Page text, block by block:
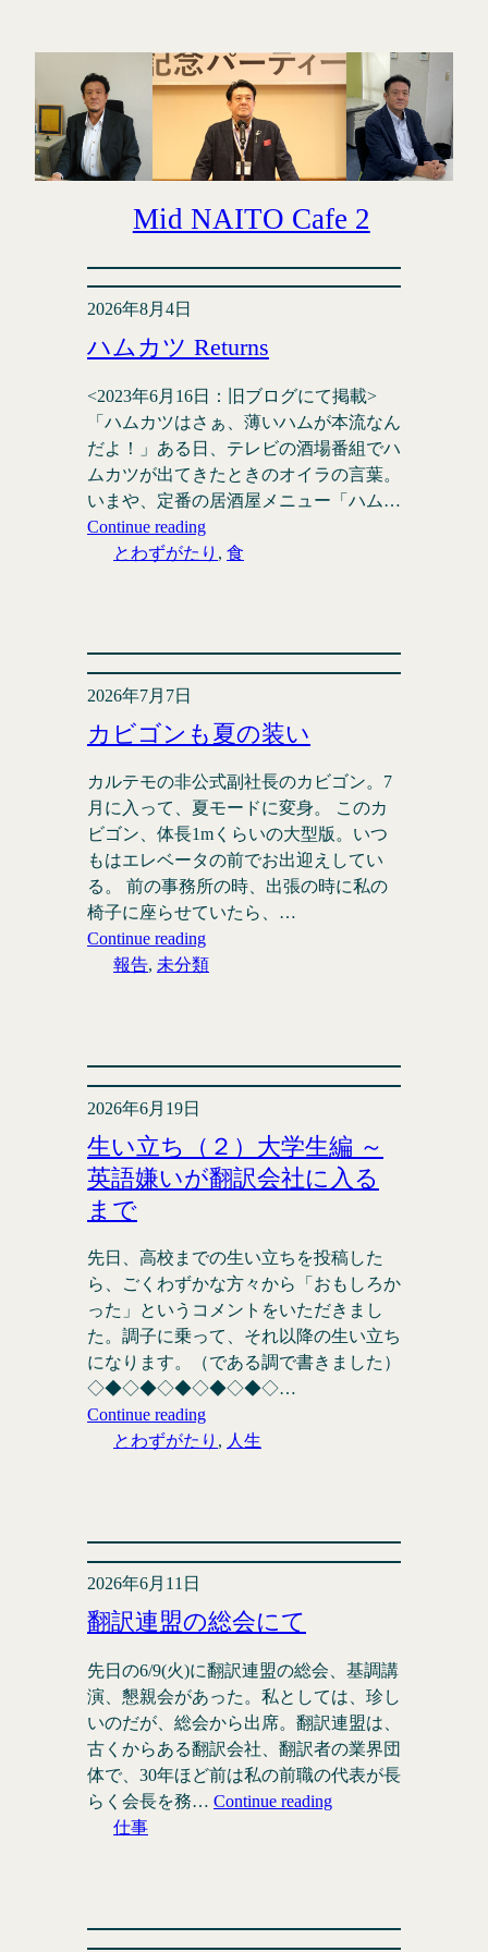
Mid NAITO Cafe 2
2026年8月4日
ハムカツ Returns
<2023年6月16日：旧ブログにて掲載>
「ハムカツはさぁ、薄いハムが本流なん
だよ！」ある日、テレビの酒場番組でハ
ムカツが出てきたときのオイラの言葉。
いまや、定番の居酒屋メニュー「ハム…
Continue reading
とわずがたり , 食
2026年7月7日
カビゴンも夏の装い
カルテモの非公式副社長のカビゴン。7
月に入って、夏モードに変身。 このカ
ビゴン、体長1mくらいの大型版。いつ
もはエレベータの前でお出迎えしてい
る。 前の事務所の時、出張の時に私の
椅子に座らせていたら、…
Continue reading
報告, 未分類
2026年6月19日
生い立ち（２）大学生編 ～
英語嫌いが翻訳会社に入る
まで
先日、高校までの生い立ちを投稿した
ら、ごくわずかな方々から「おもしろか
った」というコメントをいただきまし
た。調子に乗って、それ以降の生い立ち
になります。（である調で書きました）
◇◆◇◆◇◆◇◆◇◆◇…
Continue reading
とわずがたり , 人生
2026年6月11日
翻訳連盟の総会にて
先日の6/9(火)に翻訳連盟の総会、基調講
演、懇親会があった。私としては、珍し
いのだが、総会から出席。翻訳連盟は、
古くからある翻訳会社、翻訳者の業界団
体で、30年ほど前は私の前職の代表が長
らく会長を務… Continue reading
仕事